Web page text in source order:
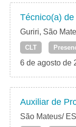
Técnico(a)
Guriri, São
CLT
6 de agosto de
Auxiliar de
São Mateus/ ES